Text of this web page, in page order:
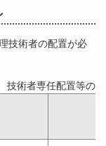
技術者の配置が必
技術者専任配置等の